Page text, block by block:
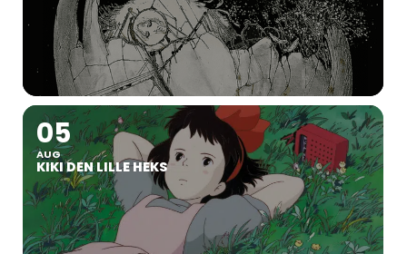
05
AUG
KIKI DEN LILLE HEKS